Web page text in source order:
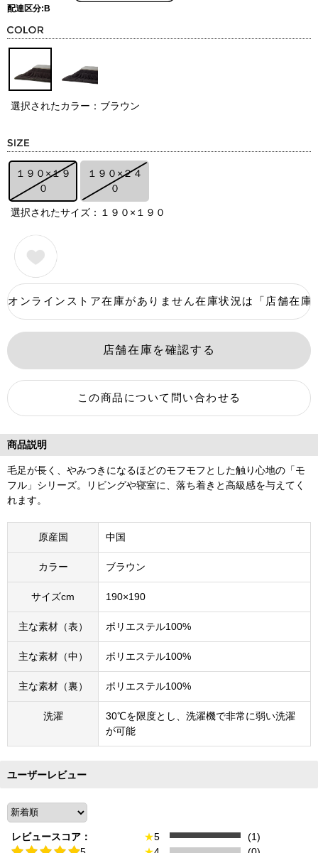
配達区分:B
選択されたカラー：ブラウン
１９０×１９
０
１９０×２４
０
選択されたサイズ：１９０×１９０
商品説明
毛足が長く、やみつきになるほどのモフモフとした触り心地の「モ
フル」シリーズ。リビングや寝室に、落ち着きと高級感を与えてく
れます。
原産国 中国
カラー ブラウン
サイズcm 190×190
主な素材（表） ポリエステル100%
主な素材（中） ポリエステル100%
主な素材（裏） ポリエステル100%
洗濯
30℃を限度とし、洗濯機で非常に弱い洗濯
が可能
ユーザーレビュー
レビュースコア：
★5
(1)